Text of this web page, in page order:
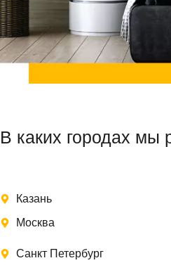
В каких городах мы
Казань
Москва
Санкт Петербург